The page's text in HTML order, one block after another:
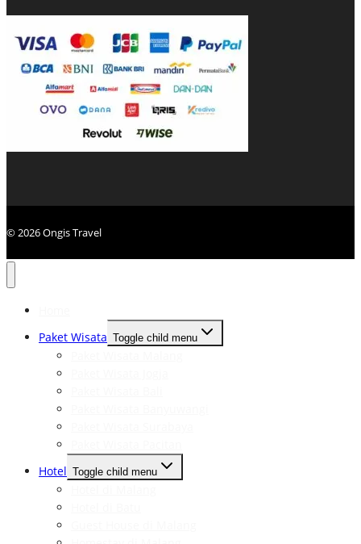
© 2026 Ongis Travel
Paket Wisata Toggle child menu
Hotel Toggle child menu